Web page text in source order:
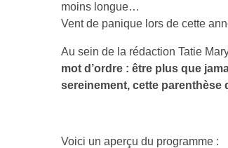
moins longue…
Vent de panique lors de cette
Au sein de la rédaction Tatie
mot d’ordre : être plus que
sereinement, cette parenthèse
Voici un aperçu du programme :